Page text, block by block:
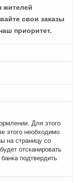
жителей
свои заказы
приоритет.
Для этого
этого необходимо
на страницу со
отсканировать
подтвердить